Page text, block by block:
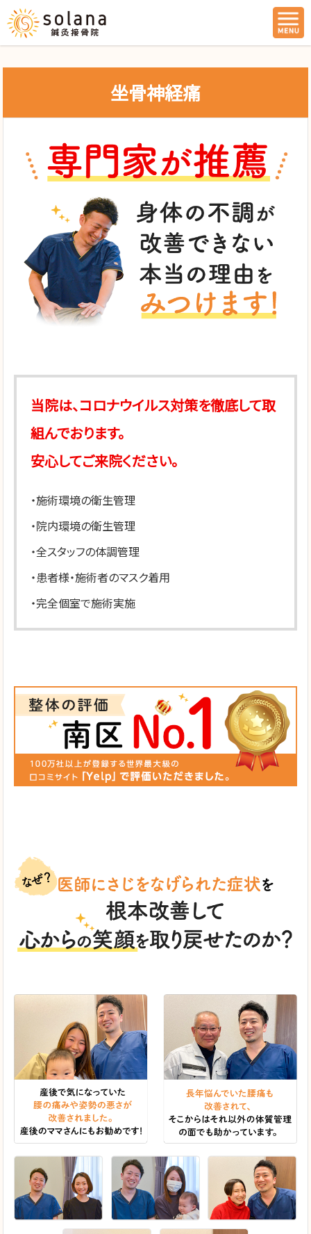
坐骨神経痛
当院は、コロナウイルス対策を徹底して取
組んでおります。
安心してご来院ください。
・施術環境の衛生管理
・院内環境の衛生管理
・全スタッフの体調管理
・患者様・施術者のマスク着用
・完全個室で施術実施